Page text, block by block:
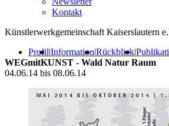
Kontakt
Künstlerwerkgemeinschaft Kaiserslautern
Profil|Information|Rückblick|
WEGmitKUNST - Wald Natur Raum
04.06.14 bis 08.06.14